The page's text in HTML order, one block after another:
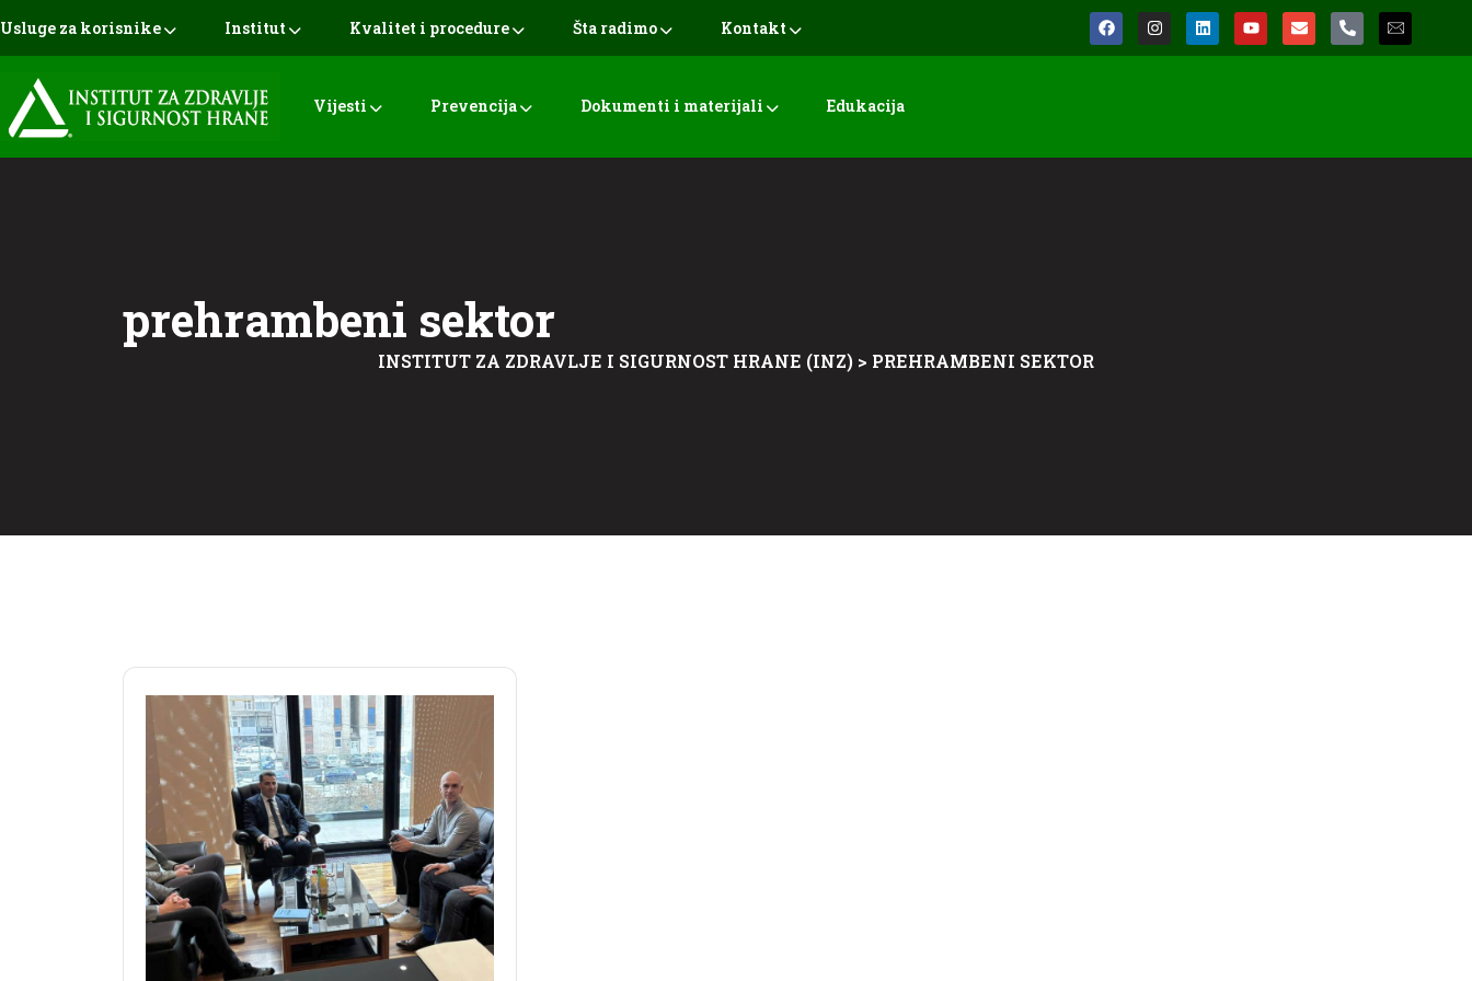
Usluge za korisnike Institut Kvalitet i procedure Šta radimo Kontakt
Vijesti Prevencija Dokumenti i materijali Edukacija
prehrambeni sektor
INSTITUT ZA ZDRAVLJE I SIGURNOST HRANE (INZ) > PREHRAMBENI SEKTOR